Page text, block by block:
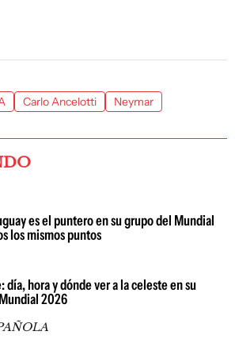
Carlo Ancelotti Neymar
es el puntero en su grupo del Mundial
los mismos puntos
día, hora y dónde ver a la celeste en su
2026